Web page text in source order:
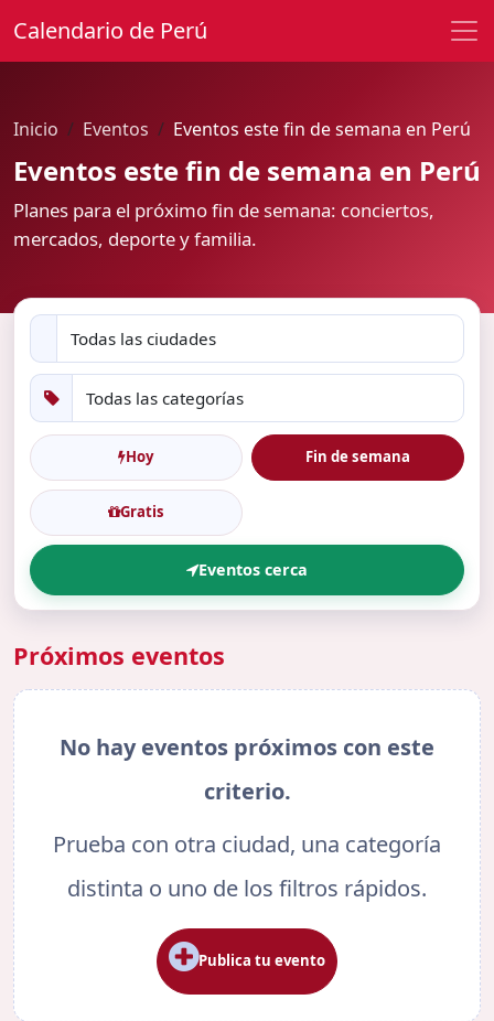
Calendario de Perú
Inicio Eventos Eventos este fin de semana en Perú
Eventos este fin de semana en Perú
Planes para el próximo fin de semana: conciertos,
mercados, deporte y familia.
Hoy Fin de semana
Gratis
Eventos cerca
Próximos eventos
No hay eventos próximos con este
criterio.
Prueba con otra ciudad, una categoría
distinta o uno de los filtros rápidos.
Publica tu evento